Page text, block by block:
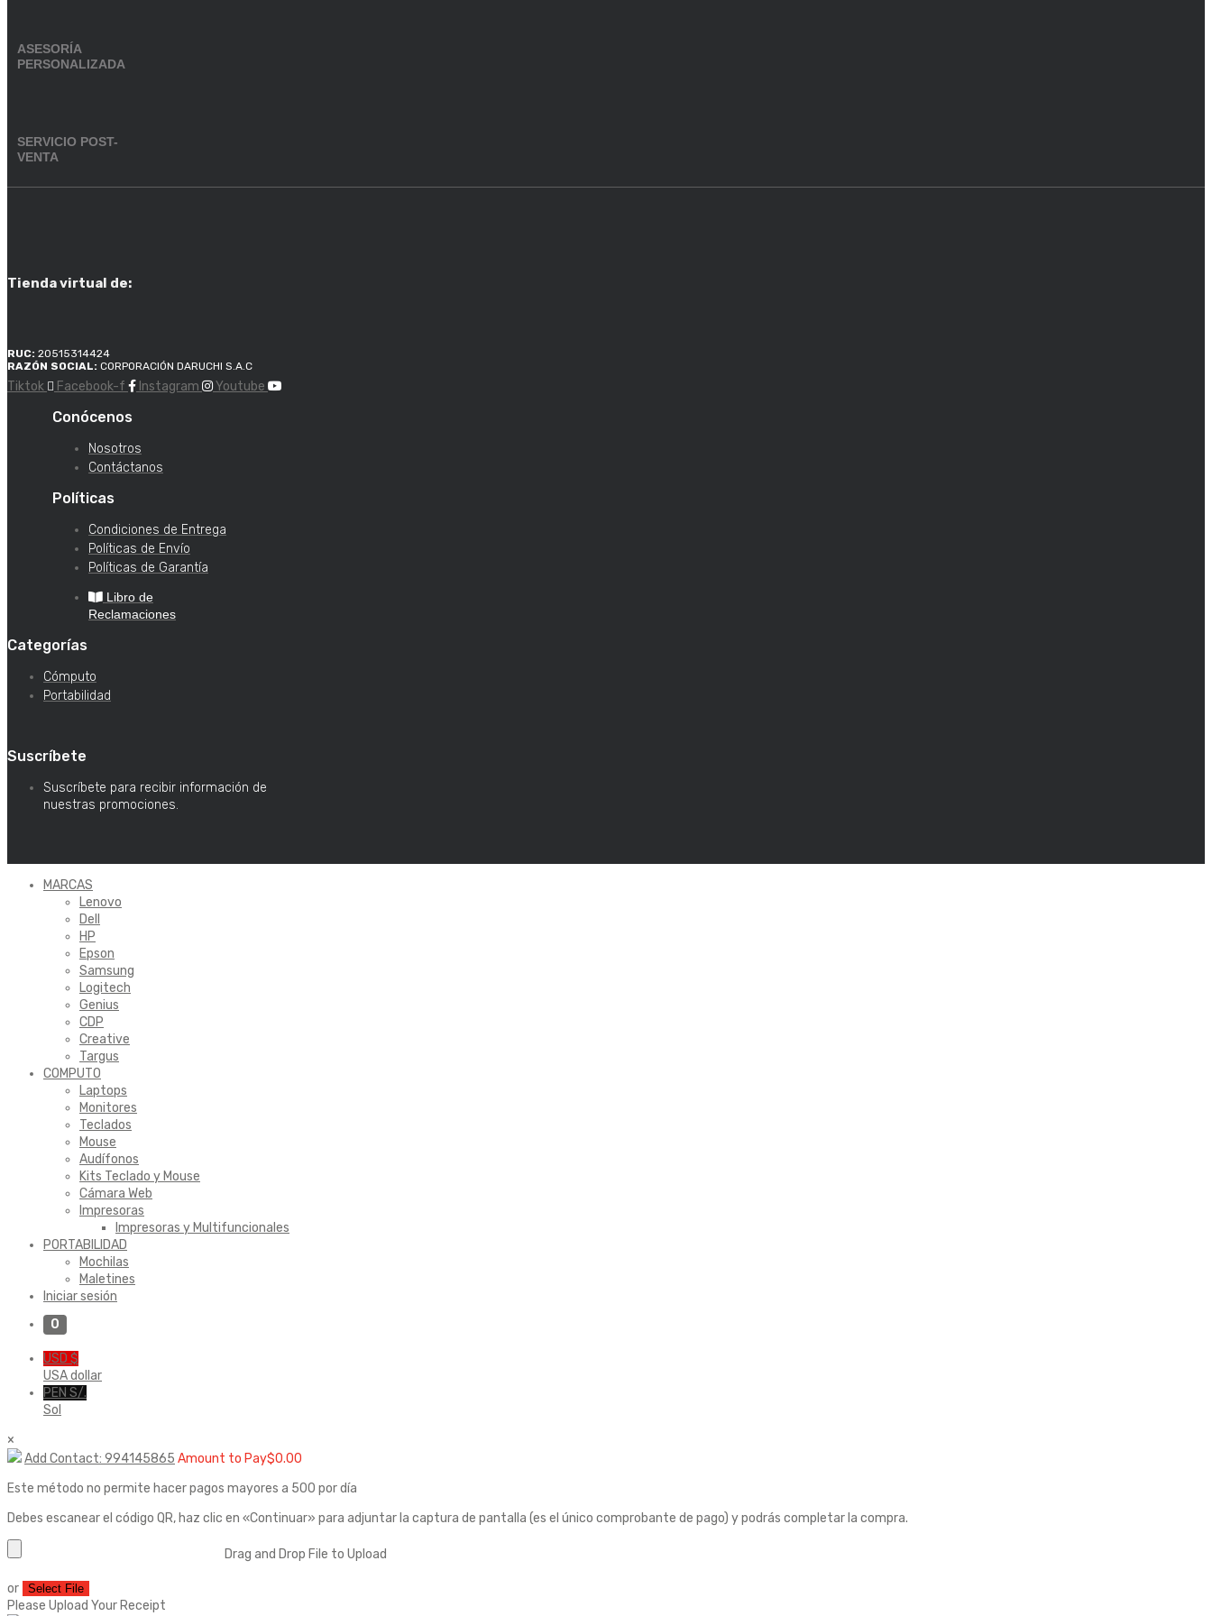
ASESORÍA
PERSONALIZADA
SERVICIO POST-
VENTA
Tienda virtual de:
RUC: 20515314424
RAZÓN SOCIAL: CORPORACIÓN DARUCHI S.A.C
Tiktok Facebook-f Instagram Youtube
Conócenos
Nosotros
Contáctanos
Políticas
Condiciones de Entrega
Políticas de Envío
Políticas de Garantía
Libro de
Reclamaciones
Categorías
Cómputo
Portabilidad
Suscríbete
Suscríbete para recibir información de
nuestras promociones.
MARCAS
Lenovo
Dell
HP
Epson
Samsung
Logitech
Genius
CDP
Creative
Targus
COMPUTO
Laptops
Monitores
Teclados
Mouse
Audífonos
Kits Teclado y Mouse
Cámara Web
Impresoras
Impresoras y Multifuncionales
PORTABILIDAD
Mochilas
Maletines
Iniciar sesión
0
USD $
USA dollar
PEN S/.
Sol
×
Add Contact: 994145865 Amount to Pay$0.00
Este método no permite hacer pagos mayores a 500 por día
Debes escanear el código QR, haz clic en «Continuar» para adjuntar la captura de pantalla (es el único comprobante de pago) y podrás completar la compra.
Drag and Drop File to Upload
or Select File
Please Upload Your Receipt